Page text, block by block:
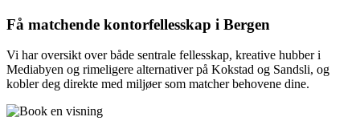
Få matchende kontorfellesskap i Bergen
Vi har oversikt over både sentrale fellesskap, kreative hubber i
Mediabyen og rimeligere alternativer på Kokstad og Sandsli, og
kobler deg direkte med miljøer som matcher behovene dine.